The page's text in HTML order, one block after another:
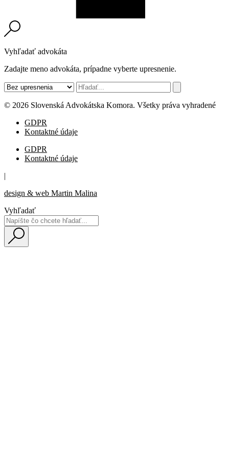
Vyhľadať advokáta
Zadajte meno advokáta, prípadne vyberte upresnenie.
© 2026 Slovenská Advokátska Komora. Všetky práva vyhradené
GDPR
Kontaktné údaje
GDPR
Kontaktné údaje
|
design & web Martin Malina
Vyhľadať